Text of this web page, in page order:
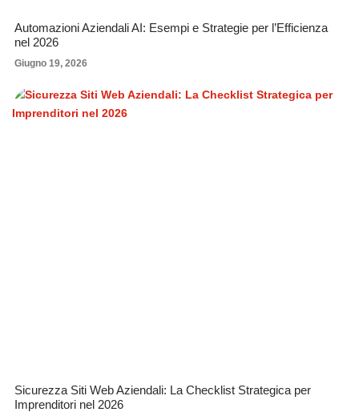
Automazioni Aziendali AI: Esempi e Strategie per l’Efficienza
nel 2026
Giugno 19, 2026
Sicurezza Siti Web Aziendali: La Checklist Strategica per
Imprenditori nel 2026